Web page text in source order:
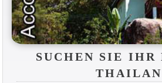
SUCHEN SIE IHR